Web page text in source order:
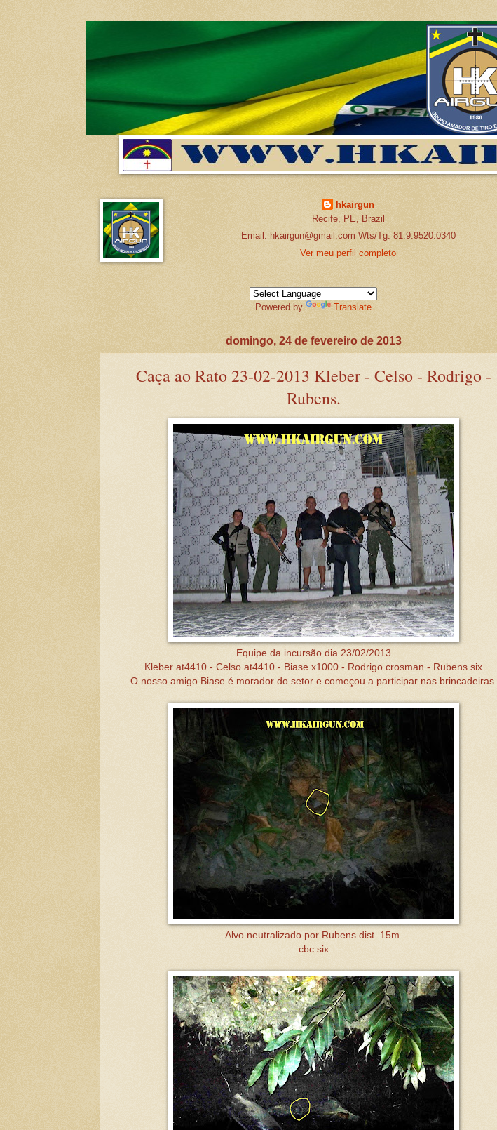
hkairgun
Recife, PE, Brazil
Email: hkairgun@gmail.com Wts/Tg: 81.9.9520.0340
Ver meu perfil completo
Powered by Translate
domingo, 24 de fevereiro de 2013
Caça ao Rato 23-02-2013 Kleber - Celso - Rodrigo -
Rubens.
Equipe da incursão dia 23/02/2013
Kleber at4410 - Celso at4410 - Biase x1000 - Rodrigo crosman - Rubens six
O nosso amigo Biase é morador do setor e começou a participar nas brincadeiras.
Alvo neutralizado por Rubens dist. 15m.
cbc six